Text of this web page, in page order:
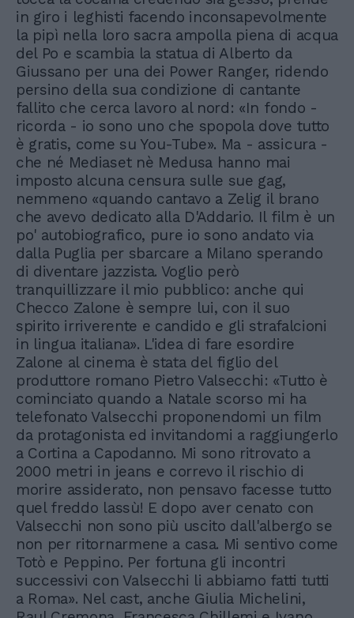
in giro i leghisti facendo inconsapevolmente
la pipì nella loro sacra ampolla piena di acqua
del Po e scambia la statua di Alberto da
Giussano per una dei Power Ranger, ridendo
persino della sua condizione di cantante
fallito che cerca lavoro al nord: «In fondo -
ricorda - io sono uno che spopola dove tutto
è gratis, come su You-Tube». Ma - assicura -
che né Mediaset nè Medusa hanno mai
imposto alcuna censura sulle sue gag,
nemmeno «quando cantavo a Zelig il brano
che avevo dedicato alla D'Addario. Il film è un
po' autobiografico, pure io sono andato via
dalla Puglia per sbarcare a Milano sperando
di diventare jazzista. Voglio però
tranquillizzare il mio pubblico: anche qui
Checco Zalone è sempre lui, con il suo
spirito irriverente e candido e gli strafalcioni
in lingua italiana». L'idea di fare esordire
Zalone al cinema è stata del figlio del
produttore romano Pietro Valsecchi: «Tutto è
cominciato quando a Natale scorso mi ha
telefonato Valsecchi proponendomi un film
da protagonista ed invitandomi a raggiungerlo
a Cortina a Capodanno. Mi sono ritrovato a
2000 metri in jeans e correvo il rischio di
morire assiderato, non pensavo facesse tutto
quel freddo lassù! E dopo aver cenato con
Valsecchi non sono più uscito dall'albergo se
non per ritornarmene a casa. Mi sentivo come
Totò e Peppino. Per fortuna gli incontri
successivi con Valsecchi li abbiamo fatti tutti
a Roma». Nel cast, anche Giulia Michelini,